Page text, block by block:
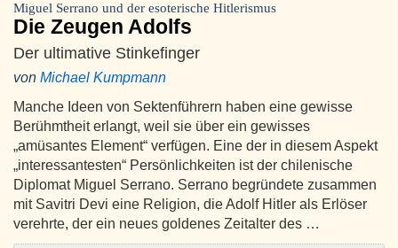
Miguel Serrano und der esoterische Hitlerismus
Die Zeugen Adolfs
Der ultimative Stinkefinger
von Michael Kumpmann
Manche Ideen von Sektenführern haben eine gewisse
Berühmtheit erlangt, weil sie über ein gewisses
„amüsantes Element“ verfügen. Eine der in diesem Aspekt
„interessantesten“ Persönlichkeiten ist der chilenische
Diplomat Miguel Serrano. Serrano begründete zusammen
mit Savitri Devi eine Religion, die Adolf Hitler als Erlöser
verehrte, der ein neues goldenes Zeitalter des …